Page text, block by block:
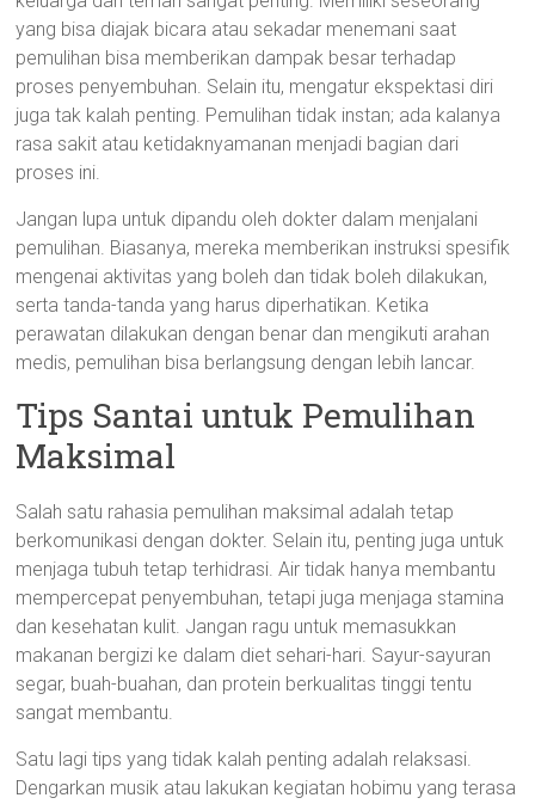
yang bisa diajak bicara atau sekadar menemani saat
pemulihan bisa memberikan dampak besar terhadap
proses penyembuhan. Selain itu, mengatur ekspektasi diri
juga tak kalah penting. Pemulihan tidak instan; ada kalanya
rasa sakit atau ketidaknyamanan menjadi bagian dari
proses ini.
Jangan lupa untuk dipandu oleh dokter dalam menjalani
pemulihan. Biasanya, mereka memberikan instruksi spesifik
mengenai aktivitas yang boleh dan tidak boleh dilakukan,
serta tanda-tanda yang harus diperhatikan. Ketika
perawatan dilakukan dengan benar dan mengikuti arahan
medis, pemulihan bisa berlangsung dengan lebih lancar.
Tips Santai untuk Pemulihan
Maksimal
Salah satu rahasia pemulihan maksimal adalah tetap
berkomunikasi dengan dokter. Selain itu, penting juga untuk
menjaga tubuh tetap terhidrasi. Air tidak hanya membantu
mempercepat penyembuhan, tetapi juga menjaga stamina
dan kesehatan kulit. Jangan ragu untuk memasukkan
makanan bergizi ke dalam diet sehari-hari. Sayur-sayuran
segar, buah-buahan, dan protein berkualitas tinggi tentu
sangat membantu.
Satu lagi tips yang tidak kalah penting adalah relaksasi.
Dengarkan musik atau lakukan kegiatan hobimu yang terasa